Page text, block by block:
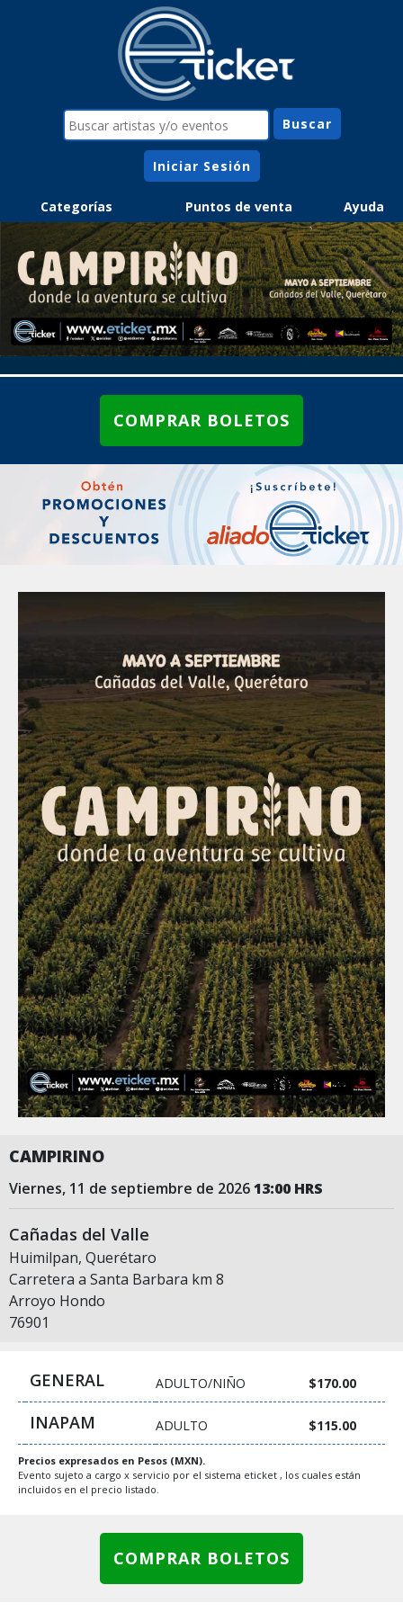
Iniciar Sesión
Categorías Puntos de venta Ayuda
COMPRAR BOLETOS
CAMPIRINO
viernes, 11 de septiembre de 202613:00 HRS
Cañadas del Valle
Huimilpan, Querétaro
Carretera a Santa Barbara km 8
Arroyo Hondo
76901
GENERAL ADULTO/NIÑO $170.00
INAPAM ADULTO $115.00
Precios expresados en Pesos (MXN).
Evento sujeto a cargo x servicio por el sistema eticket , los cuales están
incluidos en el precio listado.
COMPRAR BOLETOS